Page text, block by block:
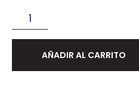
AÑADIR AL CARRITO